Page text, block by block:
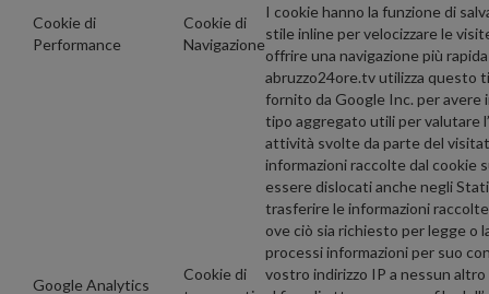
Cookie di
Performance
Cookie di
Navigazione
I cookie hanno la funzione di
stile inline per velocizzare le
offrire una navigazione più
Google Analytics
Cookie di
abruzzo24ore.tv utilizza questo
fornito da Google Inc. per
tipo aggregato utili per valutare
attività svolte da parte del
informazioni raccolte dal cookie
essere dislocati anche negli
trasferire le informazioni
ove ciò sia richiesto per legge o
processi informazioni per suo
vostro indirizzo IP a nessun